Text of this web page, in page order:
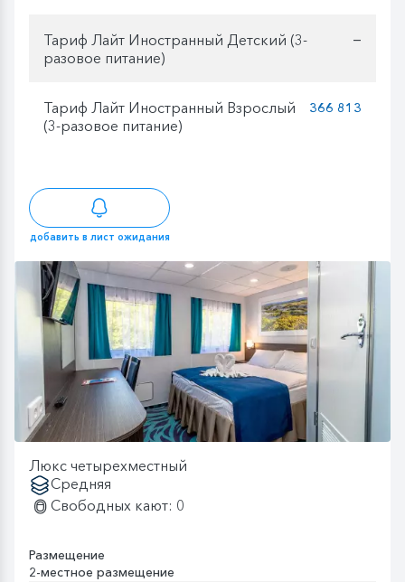
Тариф Лайт Иностранный Детский (3-
разовое питание)
—
Тариф Лайт Иностранный Взрослый
(3-разовое питание)
366 813
добавить в лист ожидания
Люкс четырехместный
Средняя
Свободных кают: 0
Размещение
2-местное размещение